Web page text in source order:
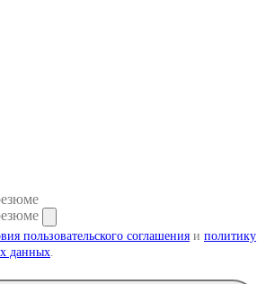
пользовательского соглашения и политику
данных